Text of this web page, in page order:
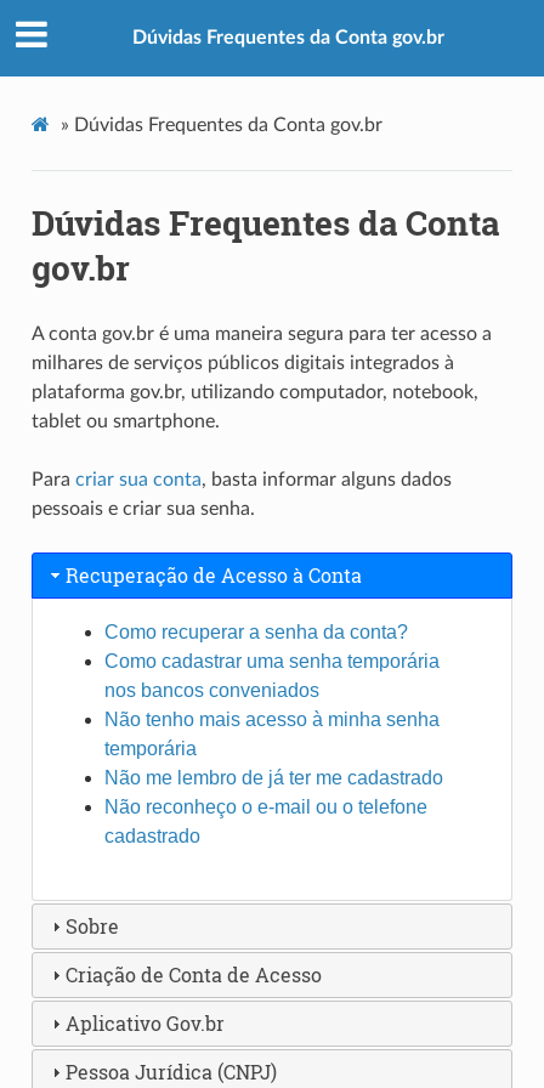
Dúvidas Frequentes da Conta gov.br
» Dúvidas Frequentes da Conta gov.br
Dúvidas Frequentes da Conta
gov.br
A conta gov.br é uma maneira segura para ter acesso a
milhares de serviços públicos digitais integrados à
plataforma gov.br, utilizando computador, notebook,
tablet ou smartphone.
Para criar sua conta, basta informar alguns dados
pessoais e criar sua senha.
Recuperação de Acesso à Conta
Como recuperar a senha da conta?
Como cadastrar uma senha temporária
nos bancos conveniados
Não tenho mais acesso à minha senha
temporária
Não me lembro de já ter me cadastrado
Não reconheço o e-mail ou o telefone
cadastrado
Sobre
Criação de Conta de Acesso
Aplicativo Gov.br
Pessoa Jurídica (CNPJ)